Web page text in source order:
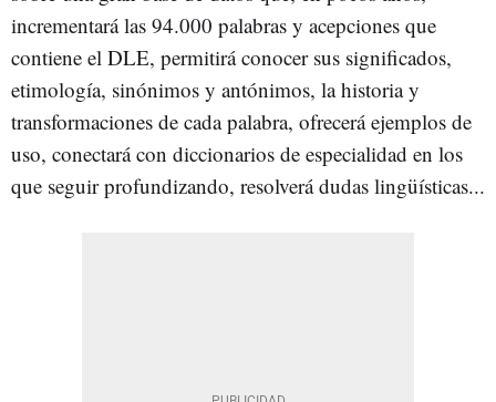
incrementará las 94.000 palabras y acepciones que
contiene el DLE, permitirá conocer sus significados,
etimología, sinónimos y antónimos, la historia y
transformaciones de cada palabra, ofrecerá ejemplos de
uso, conectará con diccionarios de especialidad en los
que seguir profundizando, resolverá dudas lingüísticas...